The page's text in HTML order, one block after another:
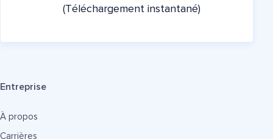
(Téléchargement instantané)
Entreprise
À propos
Carrières